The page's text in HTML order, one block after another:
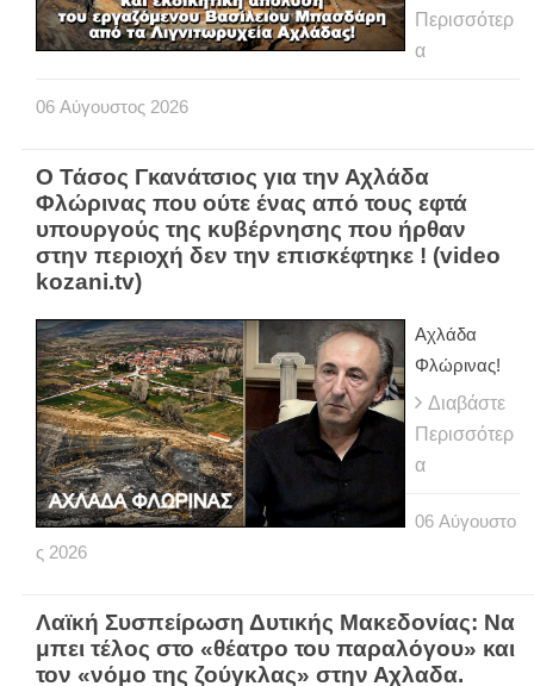
Περισσότερ
α
06 Αύγουστος 2026
Ο Τάσος Γκανάτσιος για την Αχλάδα
Φλώρινας που ούτε ένας από τους εφτά
υπουργούς της κυβέρνησης που ήρθαν
στην περιοχή δεν την επισκέφτηκε ! (video
kozani.tv)
Αχλάδα
Φλώρινας!
Διαβάστε
Περισσότερ
α
06 Αύγουστο
ς 2026
Λαϊκή Συσπείρωση Δυτικής Μακεδονίας: Να
μπει τέλος στο «θέατρο του παραλόγου» και
τον «νόμο της ζούγκλας» στην Αχλαδα.